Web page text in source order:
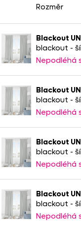
Rozměr
Blackout
blackout -
Nepodléhá
Blackout
blackout -
Nepodléhá
Blackout
blackout -
Nepodléhá
Blackout
blackout -
Nepodléhá